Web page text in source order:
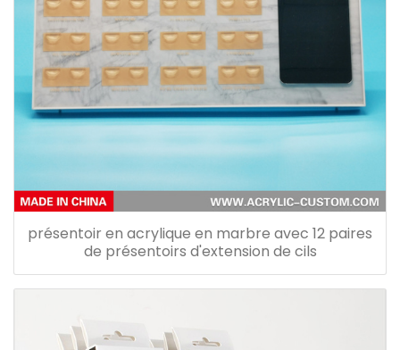
présentoir en acrylique en marbre avec 12 paires
de présentoirs d'extension de cils